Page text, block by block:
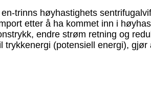
trinns høyhastighets
etter å ha kommet inn i
endre strøm retning og
trykkenergi (potensiell energi),